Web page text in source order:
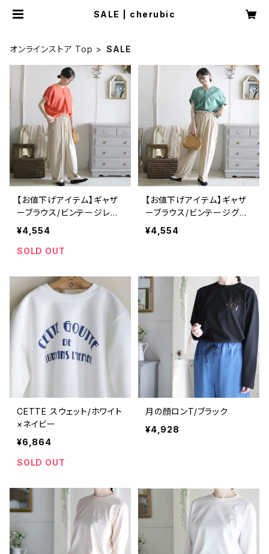
SALE | cherubic
オンラインストア Top SALE
【お値下げアイテム】ギャザ
ーブラウス/ビンテージレッ
ド
¥4,554
SOLD OUT
【お値下げアイテム】ギャザ
ーブラウス/ビンテージグリ
ーン
¥4,554
CETTE スウェット/ホワイト
×ネイビー
¥6,864
SOLD OUT
月の顔ロンT/ブラック
¥4,928